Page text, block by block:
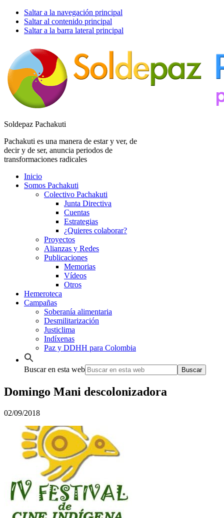
Saltar a la navegación principal
Saltar al contenido principal
Saltar a la barra lateral principal
Soldepaz Pachakuti
Pachakuti es una manera de estar y ver, de
decir y de ser, anuncia periodos de
transformaciones radicales
Inicio
Somos Pachakuti
Colectivo Pachakuti
Junta Directiva
Cuentas
Estrategias
¿Quieres colaborar?
Proyectos
Alianzas y Redes
Publicaciones
Memorias
Vídeos
Otros
Hemeroteca
Campañas
Soberanía alimentaria
Desmilitarización
Justiclima
Indíxenas
Paz y DDHH para Colombia
Buscar en esta web
Domingo Mani descolonizadora
02/09/2018